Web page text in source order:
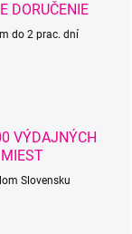
DORUČENIE
do 2 prac. dní
VÝDAJNÝCH
MIEST
Slovensku